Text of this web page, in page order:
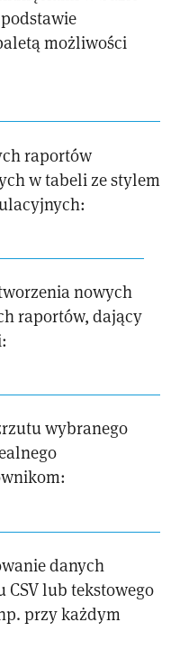
możliwości
raportów
w tabeli ze stylem
nowych
raportów, dający
wybranego
danych
CSV lub tekstowego
przy każdym